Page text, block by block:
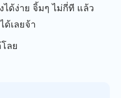
ด้ง่าย จิ้มๆ ไม่กี่ที แล้ว
เลยจ้า
ลย